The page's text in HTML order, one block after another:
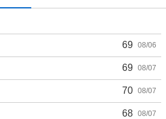
69 08/06
69 08/07
70 08/07
68 08/07